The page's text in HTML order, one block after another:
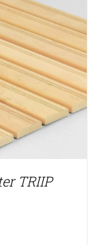
TRIIP